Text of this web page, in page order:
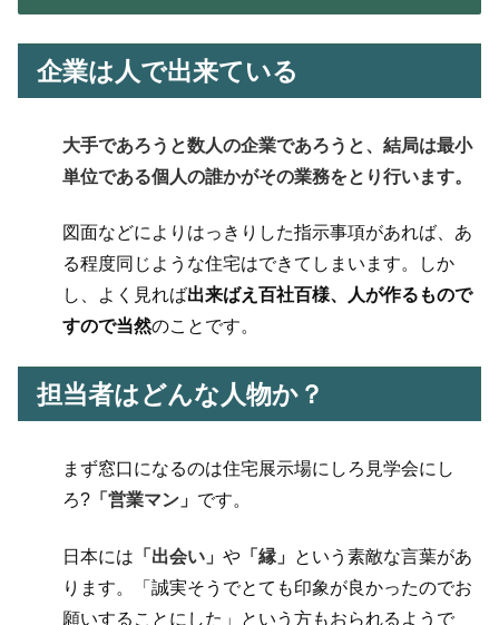
企業は人で出来ている
大手であろうと数人の企業であろうと、結局は最小
単位である個人の誰かがその業務をとり行います。
図面などによりはっきりした指示事項があれば、あ
る程度同じような住宅はできてしまいます。しか
し、よく見れば出来ばえ百社百様、人が作るもので
すので当然のことです。
担当者はどんな人物か？
まず窓口になるのは住宅展示場にしろ見学会にし
ろ? 「営業マン」 です。
日本には 「出会い」 や 「縁」
という素敵な言葉があ
ります。「誠実そうでとても印象が良かったのでお
願いすることにした」という方もおられるようで